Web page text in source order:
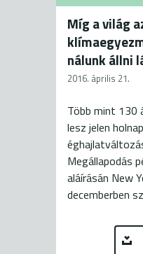
Míg a világ
nálunk állni
2016. április 21.
Több mint 130
lesz jelen
Megállapodás
aláírásán New
decemberben